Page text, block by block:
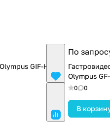
GIF-H170
По
Olympus
0 0
В